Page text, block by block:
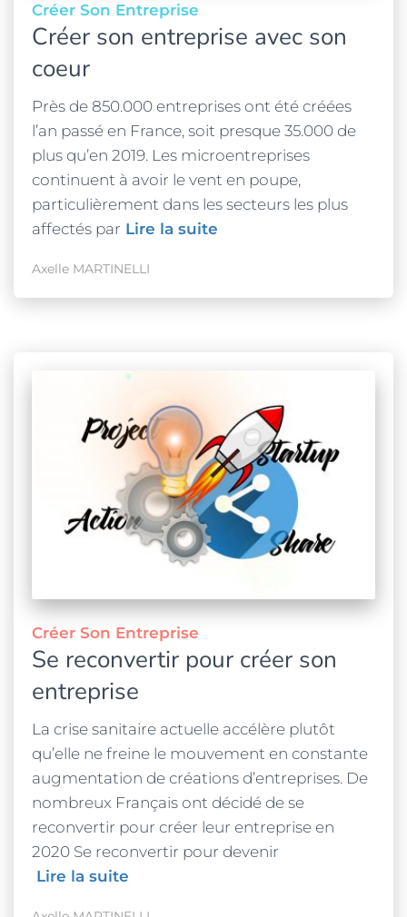
Créer Son Entreprise
Créer son entreprise avec son
coeur
Près de 850.000 entreprises ont été créées
l’an passé en France, soit presque 35.000 de
plus qu’en 2019. Les microentreprises
continuent à avoir le vent en poupe,
particulièrement dans les secteurs les plus
affectés par Lire la suite
Axelle MARTINELLI
Créer Son Entreprise
Se reconvertir pour créer son
entreprise
La crise sanitaire actuelle accélère plutôt
qu’elle ne freine le mouvement en constante
augmentation de créations d’entreprises. De
nombreux Français ont décidé de se
reconvertir pour créer leur entreprise en
2020 Se reconvertir pour devenir
Lire la suite